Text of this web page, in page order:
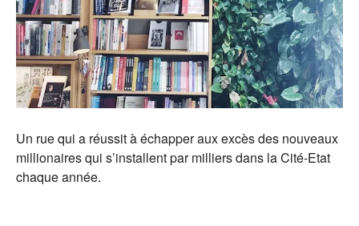
Un rue qui a réussit à échapper aux excès des nouveaux
millionaires qui s’installent par milliers dans la Cité-Etat
chaque année.